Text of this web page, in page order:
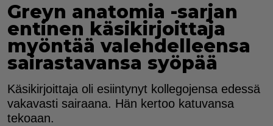
Greyn anatomia -sarjan
entinen käsikirjoittaja
myöntää valehdelleensa
sairastavansa syöpää
Käsikirjoittaja oli esiintynyt kollegojensa edessä
vakavasti sairaana. Hän kertoo katuvansa
tekoaan.